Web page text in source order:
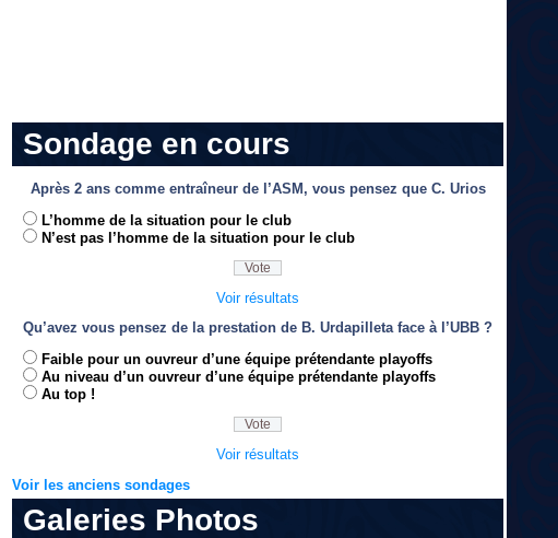
Sondage en cours
Après 2 ans comme entraîneur de l’ASM, vous pensez que C. Urios
L’homme de la situation pour le club
N’est pas l’homme de la situation pour le club
Voir résultats
Qu’avez vous pensez de la prestation de B. Urdapilleta face à l’UBB ?
Faible pour un ouvreur d’une équipe prétendante playoffs
Au niveau d’un ouvreur d’une équipe prétendante playoffs
Au top !
Voir résultats
Voir les anciens sondages
Galeries Photos